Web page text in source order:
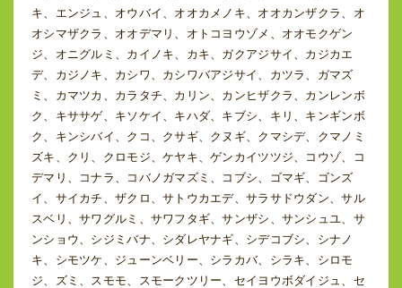
キ、エンジュ、オウバイ、オオカメノキ、オオカンザクラ、オ
オシマザクラ、オオデマリ、オトコヨウゾメ、オオモクゲン
ジ、オニグルミ、カイノキ、カキ、ガクアジサイ、カジカエ
デ、カジノキ、カシワ、カシワバアジサイ、カツラ、ガマズ
ミ、カマツカ、カラタチ、カリン、カンヒザクラ、カンレンボ
ク、キササゲ、キソケイ、キハダ、キブシ、キリ、キンギンボ
ク、キンシバイ、クコ、クサギ、クヌギ、クマシデ、クマノミ
ズキ、クリ、クロモジ、ケヤキ、ゲンカイツツジ、コウゾ、コ
デマリ、コナラ、コバノガマズミ、コブシ、ゴマギ、ゴンズ
イ、サイカチ、ザクロ、サトウカエデ、サラサドウダン、サル
スベリ、サワグルミ、サワフタギ、サンザシ、サンシュユ、サ
ンショウ、シジミバナ、シダレヤナギ、シデコブシ、シナノ
キ、シモツケ、ジューンベリー、シラカバ、シラキ、シロモ
ジ、ズミ、スモモ、スモークツリー、セイヨウボダイジュ、セ